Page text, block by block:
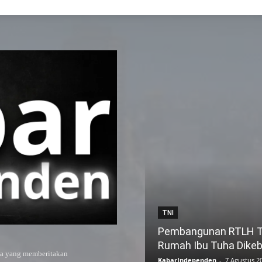
yang memberitakan
TNI
Pembangunan RTLH
Rumah Ibu Tuha
KabarIndependen - 7 Agustus